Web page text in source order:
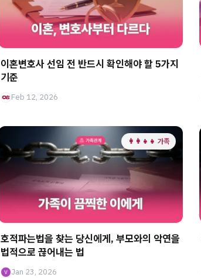
이혼변호사 선임 전 반드시 확인해야 할 5가지
기준
Feb 12, 2026
👩‍👩‍👧‍👧 가족
호적파는법을 찾는 당신에게, 부모와의 악연을
법적으로 끊어내는 법
Jan 23, 2026